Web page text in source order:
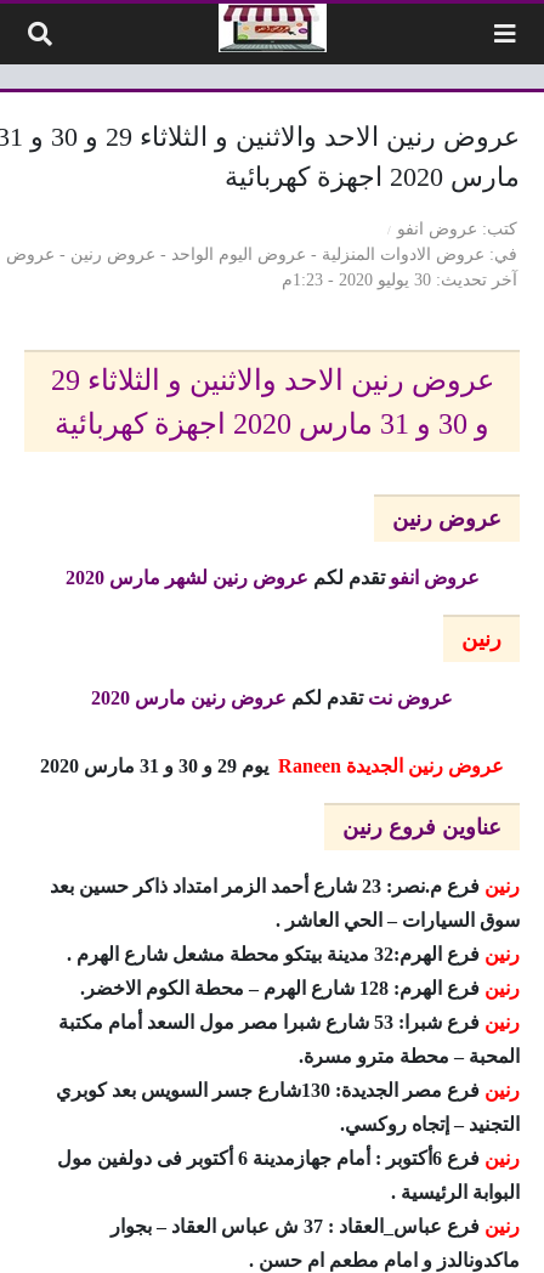
عروض رنين الاحد والاثنين و
مارس 2020 اجهزة كهربائية
كتب
عروض انفو
في
عروض الادوات المنزلية - عروض اليوم الواحد - عروض رنين - عروض
آخر تحديث 30 يوليو 2020 - 1:23م
عروض رنين الاحد والاثنين و الثلاثاء 29
و 30 و 31 مارس 2020 اجهزة كهربائية
عروض رنين
عروض انفو تقدم لكم عروض رنين لشهر مارس 2020
رنين
عروض نت تقدم لكم عروض رنين مارس 2020
عروض رنين الجديدة Raneen يوم 29 و 30 و 31 مارس 2020
عناوين فروع رنين
رنين
فرع م.نصر: 23 شارع أحمد الزمر امتداد ذاكر حسين بعد
سوق السيارات – الحي العاشر .
رنين فرع الهرم:32 مدينة بيتكو محطة مشعل شارع الهرم .
رنين فرع الهرم: 128 شارع الهرم – محطة الكوم الاخضر.
رنين
فرع شبرا: 53 شارع شبرا مصر مول السعد أمام مكتبة
المحبة – محطة مترو مسرة.
رنين
فرع مصر الجديدة: 130شارع جسر السويس بعد كوبري
التجنيد – إتجاه روكسي.
رنين
فرع 6أكتوبر : أمام جهازمدينة 6 أكتوبر فى دولفين مول
البوابة الرئيسية .
رنين
فرع عباس_العقاد : 37 ش عباس العقاد – بجوار
ماكدونالدز و امام مطعم ام حسن .